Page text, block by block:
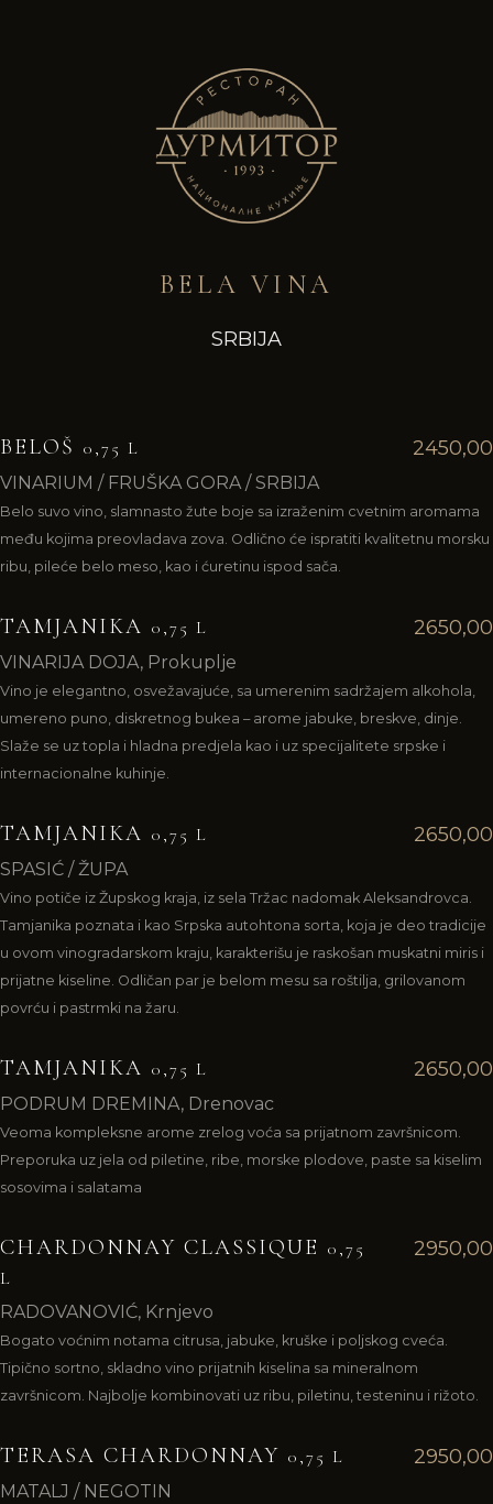
BELA VINA
SRBIJA
BELOŠ 0,75 L 2450,00
VINARIUM / FRUŠKA GORA / SRBIJA
Belo suvo vino, slamnasto žute boje sa izraženim cvetnim aromama
među kojima preovladava zova. Odlično će ispratiti kvalitetnu morsku
ribu, pileće belo meso, kao i ćuretinu ispod sača.
TAMJANIKA 0,75 L 2650,00
VINARIJA DOJA, Prokuplje
Vino je elegantno, osvežavajuće, sa umerenim sadržajem alkohola,
umereno puno, diskretnog bukea – arome jabuke, breskve, dinje.
Slaže se uz topla i hladna predjela kao i uz specijalitete srpske i
internacionalne kuhinje.
TAMJANIKA 0,75 L 2650,00
SPASIĆ / ŽUPA
Vino potiče iz Župskog kraja, iz sela Tržac nadomak Aleksandrovca.
Tamjanika poznata i kao Srpska autohtona sorta, koja je deo tradicije
u ovom vinogradarskom kraju, karakterišu je raskošan muskatni miris i
prijatne kiseline. Odličan par je belom mesu sa roštilja, grilovanom
povrću i pastrmki na žaru.
TAMJANIKA 0,75 L 2650,00
PODRUM DREMINA, Drenovac
Veoma kompleksne arome zrelog voća sa prijatnom završnicom.
Preporuka uz jela od piletine, ribe, morske plodove, paste sa kiselim
sosovima i salatama
CHARDONNAY CLASSIQUE 0,75
L
2950,00
RADOVANOVIĆ, Krnjevo
Bogato voćnim notama citrusa, jabuke, kruške i poljskog cveća.
Tipično sortno, skladno vino prijatnih kiselina sa mineralnom
završnicom. Najbolje kombinovati uz ribu, piletinu, testeninu i rižoto.
TERASA CHARDONNAY 0,75 L 2950,00
MATALJ / NEGOTIN